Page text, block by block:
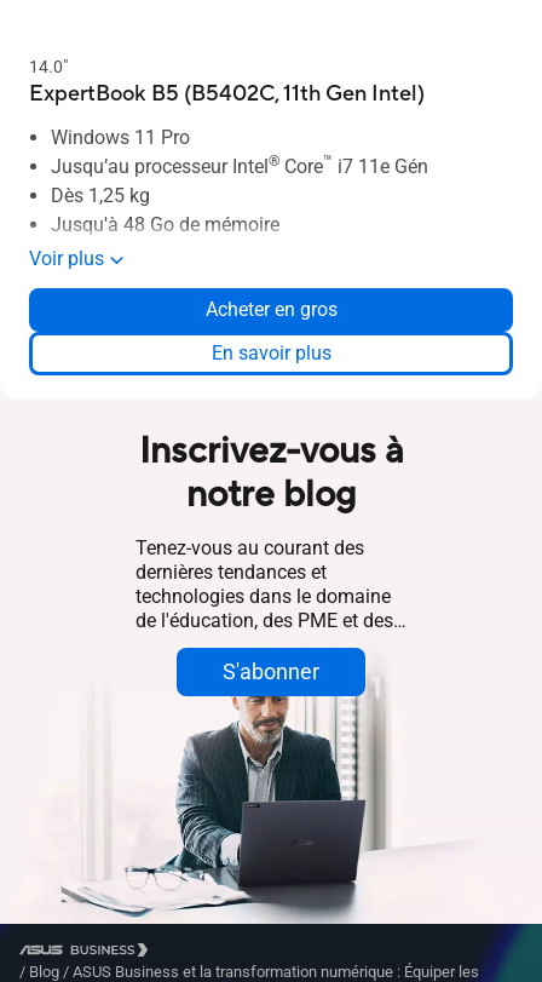
14.0"
ExpertBook B5 (B5402C, 11th Gen Intel)
Windows 11 Pro
Jusqu’au processeur Intel® Core™ i7 11e Gén
Dès 1,25 kg
Jusqu'à 48 Go de mémoire
Stockage SSD jusqu’à 2 To
Jusqu’à 12 heures d'autonomie
Supporte le WiFi 6E
Two-way AI noise-canceling
Voir plus
Acheter en gros
En savoir plus
Inscrivez-vous à
notre blog
Tenez-vous au courant des
dernières tendances et
technologies dans le domaine
de l'éducation, des PME et des
entreprises.
S'abonner
/ Blog / ASUS Business et la transformation numérique : Équiper les